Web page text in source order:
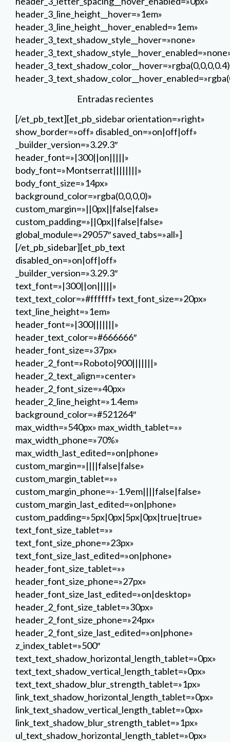
header_3_line_height__hover=»1em»
header_3_line_height__hover_enabled=»1em»
header_3_text_shadow_style__hover=»none»
Entradas recientes
[/et_pb_text][et_pb_sidebar orientation=»right»
show_border=»off» disabled_on=»on|off|off»
_builder_version=»3.29.3″
header_font=»|300||on|||||»
body_font=»Montserrat||||||||»
body_font_size=»14px»
background_color=»rgba(0,0,0,0)»
custom_margin=»||0px||false|false»
custom_padding=»||0px||false|false»
global_module=»29057″ saved_tabs=»all»]
[/et_pb_sidebar][et_pb_text
disabled_on=»on|off|off»
_builder_version=»3.29.3″
text_font=»|300||on|||||»
text_text_color=»#ffffff» text_font_size=»20px»
text_line_height=»1em»
header_font=»|300|||||||»
header_text_color=»#666666″
header_font_size=»37px»
header_2_font=»Roboto|900|||||||»
header_2_text_align=»center»
header_2_font_size=»40px»
header_2_line_height=»1.4em»
background_color=»#521264″
max_width=»540px» max_width_tablet=»»
max_width_phone=»70%»
max_width_last_edited=»on|phone»
custom_margin=»||||false|false»
custom_margin_tablet=»»
custom_margin_phone=»-1.9em||||false|false»
custom_margin_last_edited=»on|phone»
custom_padding=»5px|0px|5px|0px|true|true»
text_font_size_tablet=»»
text_font_size_phone=»23px»
text_font_size_last_edited=»on|phone»
header_font_size_tablet=»»
header_font_size_phone=»27px»
header_font_size_last_edited=»on|desktop»
header_2_font_size_tablet=»30px»
header_2_font_size_phone=»24px»
header_2_font_size_last_edited=»on|phone»
z_index_tablet=»500″
text_text_shadow_horizontal_length_tablet=»0px»
text_text_shadow_vertical_length_tablet=»0px»
text_text_shadow_blur_strength_tablet=»1px»
link_text_shadow_horizontal_length_tablet=»0px»
link_text_shadow_vertical_length_tablet=»0px»
link_text_shadow_blur_strength_tablet=»1px»
ul_text_shadow_horizontal_length_tablet=»0px»